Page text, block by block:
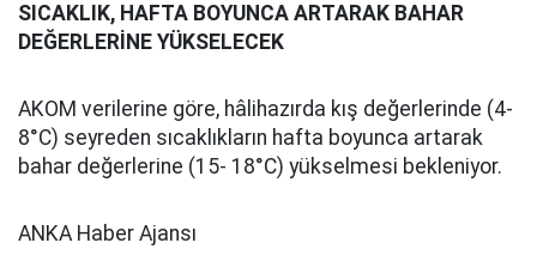
SICAKLIK, HAFTA BOYUNCA ARTARAK BAHAR
DEĞERLERİNE YÜKSELECEK
AKOM verilerine göre, hâlihazırda kış değerlerinde (4-
8°C) seyreden sıcaklıkların hafta boyunca artarak
bahar değerlerine (15- 18°C) yükselmesi bekleniyor.
ANKA Haber Ajansı